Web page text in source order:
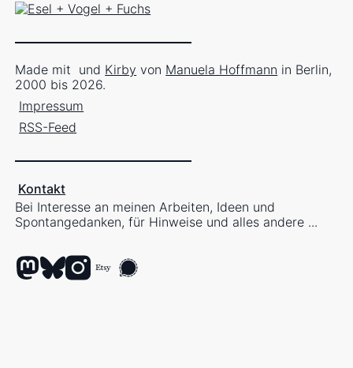
Made mit und Kirby von Manuela Hoffmann in Berlin,
2000 bis 2026.
Impressum
RSS-Feed
Kontakt
Bei Interesse an meinen Arbeiten, Ideen und
Spontangedanken, für Hinweise und alles andere ...